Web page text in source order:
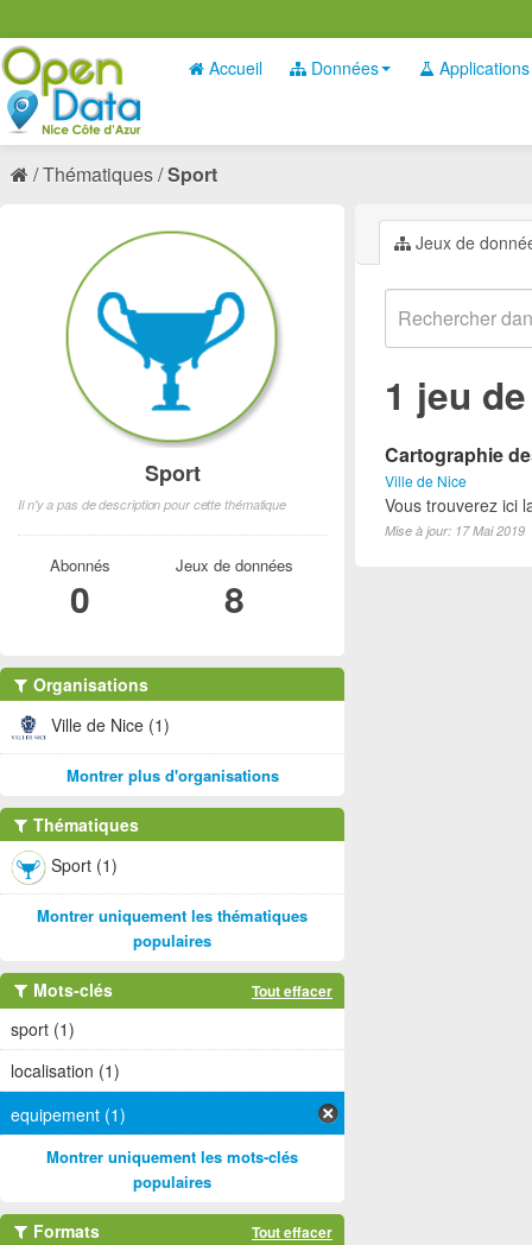
Accueil Données Applications
Thématiques Sport
Jeux de
1 jeu
Cartographie
Ville de Nice
Vous trouverez ici
Mise à jour: 17 Mai 2019
Sport
Il n'y a pas de description pour cette thématique
Abonnés
0
Jeux de données
8
Organisations
Ville de Nice (1)
Montrer plus d'organisations
Thématiques
Sport (1)
Montrer uniquement les thématiques
populaires
Mots-clés Tout effacer
sport (1)
localisation (1)
equipement (1)
Montrer uniquement les mots-clés
populaires
Formats Tout effacer